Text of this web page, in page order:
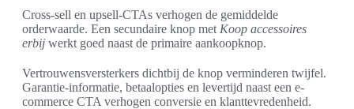
Cross-sell en upsell-CTAs verhogen de gemiddelde
orderwaarde. Een secundaire knop met Koop accessoires
erbij werkt goed naast de primaire aankoopknop.
Vertrouwensversterkers dichtbij de knop verminderen twijfel.
Garantie-informatie, betaalopties en levertijd naast een e-
commerce CTA verhogen conversie en klanttevredenheid.